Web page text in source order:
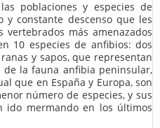
poblaciones y especies de
constante descenso que les
más amenazados
10 especies de anfibios: dos
y sapos, que representan
la fauna anfibia peninsular,
que en España y Europa, son
número de especies, y sus
ido mermando en los últimos